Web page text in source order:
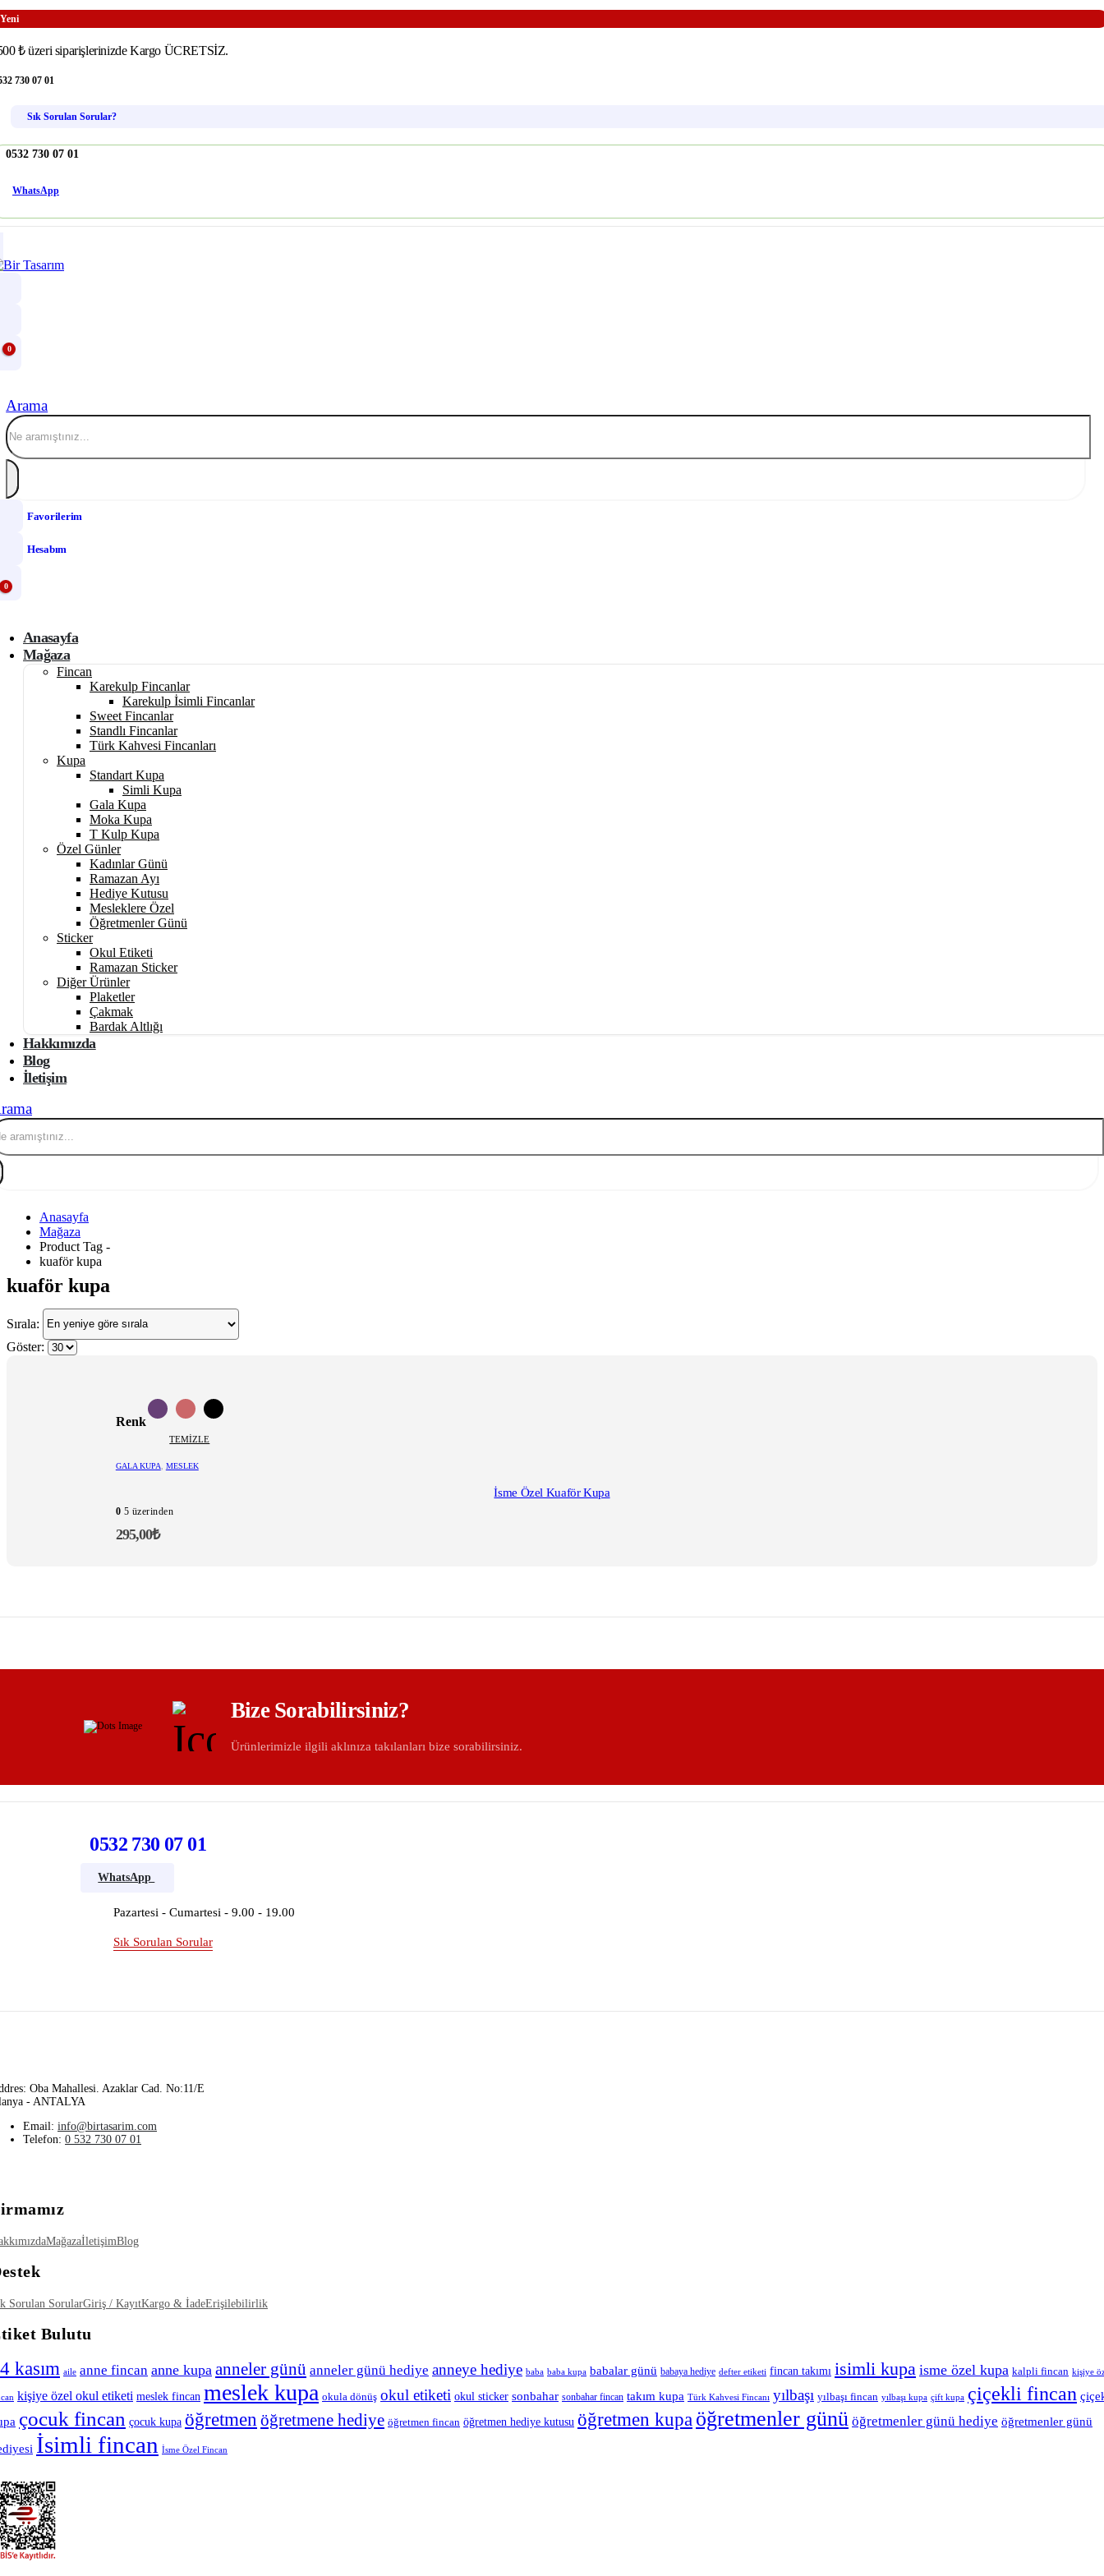
Yeni
₺ üzeri siparişlerinizde Kargo ÜCRETSİZ.
730 07 01
Sık Sorulan Sorular?
0532 730 07 01
WhatsApp
0
Arama
Favorilerim
Hesabım
0
Anasayfa
Mağaza
Fincan
Karekulp Fincanlar
Karekulp İsimli Fincanlar
Sweet Fincanlar
Standlı Fincanlar
Türk Kahvesi Fincanları
Kupa
Standart Kupa
Simli Kupa
Gala Kupa
Moka Kupa
T Kulp Kupa
Özel Günler
Kadınlar Günü
Ramazan Ayı
Hediye Kutusu
Mesleklere Özel
Öğretmenler Günü
Sticker
Okul Etiketi
Ramazan Sticker
Diğer Ürünler
Plaketler
Çakmak
Bardak Altlığı
Hakkımızda
Blog
İletişim
Anasayfa
Mağaza
Product Tag -
kuaför kupa
kuaför kupa
Sırala:
Göster:
birden
var.
sayfasından
seçilebilir
Renk
TEMIZLE
GALA KUPA MESLEK
İsme Özel Kuaför Kupa
0 5 üzerinden
295,00₺
Bize Sorabilirsiniz?
Ürünlerimizle ilgili aklınıza takılanları bize sorabilirsiniz.
0532 730 07 01
WhatsApp
Pazartesi - Cumartesi - 9.00 - 19.00
Sık Sorulan Sorular
Oba Mahallesi. Azaklar Cad. No:11/E
- ANTALYA
Email: info@birtasarim.com
Telefon: 0 532 730 07 01
MağazaİletişimBlog
Sorulan SorularGiriş / KayıtKargo & İadeErişilebilirlik
Bulutu
kasım aile anne fincan anne kupa anneler günü anneler günü hediye anneye hediye baba baba kupa babalar günü babaya hediye defter etiketi fincan takımı isimli kupa isme özel kupa kalpli fincan kişiye
kişiye özel okul etiketi meslek fincan meslek kupa okula dönüş okul etiketi okul sticker sonbahar sonbahar fincan takım kupa Türk Kahvesi Fincanı yılbaşı yılbaşı fincan yılbaşı kupa çift kupa çiçekli fincan
çocuk fincan çocuk kupa öğretmen öğretmene hediye öğretmen fincan öğretmen hediye kutusu öğretmen kupa öğretmenler günü öğretmenler günü hediye öğretmenler günü
İsimli fincan İsme Özel Fincan